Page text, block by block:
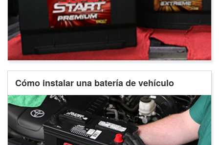
Cómo instalar una batería de vehículo